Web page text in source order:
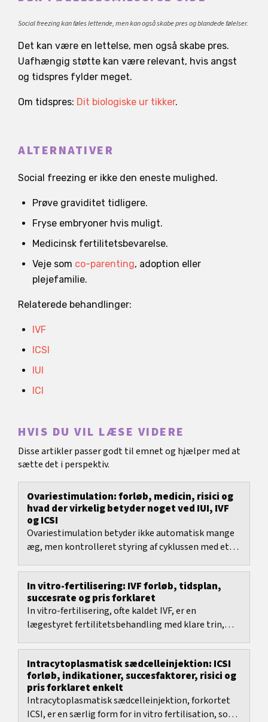
Social freezing kan føles lettende, men kan også skabe pres og blandede følelser.
Det kan være en lettelse, men også skabe pres.
Uafhængig støtte kan være relevant, hvis angst
og tidspres fylder meget.
Om tidspres: Dit biologiske ur tikker.
ALTERNATIVER
Social freezing er ikke den eneste mulighed.
Prøve graviditet tidligere.
Fryse embryoner hvis muligt.
Medicinsk fertilitetsbevarelse.
Veje som co-parenting, adoption eller
plejefamilie.
Relaterede behandlinger:
IVF
ICSI
IUI
ICI
HVIS DU VIL LÆSE VIDERE
Disse artikler passer godt til emnet og hjælper med at
sætte det i perspektiv.
Ovariestimulation: forløb, medicin, risici og
hvad der virkelig betyder noget ved IUI, IVF
og ICSI
Ovariestimulation betyder ikke automatisk mange
æg, men kontrolleret styring af cyklussen med et
In vitro-fertilisering: IVF forløb, tidsplan,
succesrate og pris forklaret
In vitro-fertilisering, ofte kaldet IVF, er en
lægestyret fertilitetsbehandling med klare trin,
Intracytoplasmatisk sædcelleinjektion: ICSI
forløb, indikationer, succesfaktorer, risici og
pris forklaret enkelt
Intracytoplasmatisk sædcelleinjektion, forkortet
ICSI, er en særlig form for in vitro fertilisation, som